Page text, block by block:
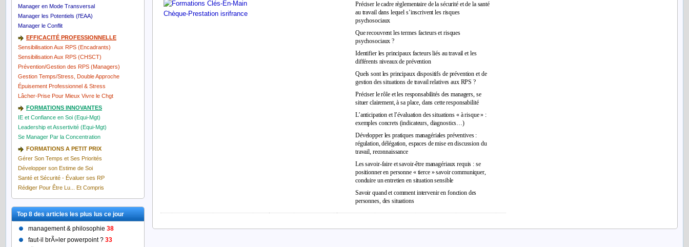
Préciser le cadre règlementaire de la sécurité et de la santé
au travail dans lequel s’inscrivent les risques
psychosociaux
Que recouvrent les termes facteurs et risques
psychosociaux ?
Identifier les principaux facteurs liés au travail et les
différents niveaux de prévention
Quels sont les principaux dispositifs de prévention et de
gestion des situations de travail relatives aux RPS ?
Préciser le rôle et les responsabilités des managers, se
situer clairement, à sa place, dans cette responsabilité
L’anticipation et l’évaluation des situations « à risque » :
exemples concrets (indicateurs, diagnostics…)
Développer les pratiques managériales préventives :
régulation, délégation, espaces de mise en discussion du
travail, reconnaissance
Les savoir-faire et savoir-être managériaux requis : se
positionner en personne « tierce » savoir communiquer,
conduire un entretien en situation sensible
Savoir quand et comment intervenir en fonction des
personnes, des situations
Manager en Mode Transversal
Manager les Potentiels (l'EAA)
Manager le Conflit
EFFICACITÉ PROFESSIONNELLE
Sensibilisation Aux RPS (Encadrants)
Sensibilisation Aux RPS (CHSCT)
Prévention/Gestion des RPS (Managers)
Gestion Temps/Stress, Double Approche
Épuisement Professionnel & Stress
Lâcher-Prise Pour Mieux Vivre le Chgt
FORMATIONS INNOVANTES
IE et Confiance en Soi (Equi-Mgt)
Leadership et Assertivité (Equi-Mgt)
Se Manager Par la Concentration
FORMATIONS A PETIT PRIX
Gérer Son Temps et Ses Priorités
Développer son Estime de Soi
Santé et Sécurité - Évaluer ses RP
Rédiger Pour Être Lu... Et Compris
Top 8 des articles les plus lus ce jour
management & philosophie 38
faut-il brÃ»ler powerpoint ? 33